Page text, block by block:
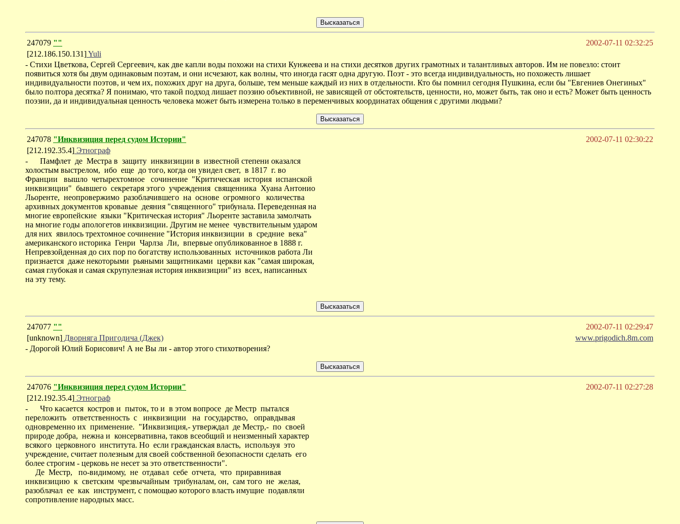
247079 ""
2002-07-11 02:32:25
[212.186.150.131]Yuli
- Стихи Цветкова, Сергей Сергеевич, как две капли воды похожи на стихи Кунжеева и на стихи десятков других грамотных и талантливых авторов. Им не повезло: стоит
появиться хотя бы двум одинаковым поэтам, и они исчезают, как волны, что иногда гасят одна другую. Поэт - это всегда индивидуальность, но похожесть лишает
индивидуальности поэтов, и чем их, похожих друг на друга, больше, тем меньше каждый из них в отдельности. Кто бы помнил сегодня Пушкина, если бы "Евгениев Онегиных"
было полтора десятка? Я понимаю, что такой подход лишает поэзию объективной, не зависящей от обстоятельств, ценности, но, может быть, так оно и есть? Может быть ценность
поэзии, да и индивидуальная ценность человека может быть измерена только в переменчивых координатах общения с другими людьми?
247078 "Инквизиция перед судом Истории"
2002-07-11 02:30:22
[212.192.35.4] Этнограф
- Памфлет де Местра в защиту инквизиции в известной степени оказался
холостым выстрелом, ибо еще до того, когда он увидел свет, в 1817 г. во
Франции вышло четырехтомное сочинение "Критическая история испанской
инквизиции" бывшего секретаря этого учреждения священника Хуана Антонио
Льоренте, неопровержимо разоблачившего на основе огромного количества
архивных документов кровавые деяния "священного" трибунала. Переведенная на
многие европейские языки "Критическая история" Льоренте заставила замолчать
на многие годы апологетов инквизиции. Другим не менее чувствительным ударом
для них явилось трехтомное сочинение "История инквизиции в средние века"
американского историка Генри Чарлза Ли, впервые опубликованное в 1888 г.
Непревзойденная до сих пор по богатству использованных источников работа Ли
признается даже некоторыми рьяными защитниками церкви как "самая широкая,
самая глубокая и самая скрупулезная история инквизиции" из всех, написанных
на эту тему.
247077 ""
2002-07-11 02:29:47
[unknown] Дворняга Пригодича (Джек)
www.prigodich.8m.com
- Дорогой Юлий Борисович! А не Вы ли - автор этого стихотворения?
247076 "Инквизиция перед судом Истории"
2002-07-11 02:27:28
[212.192.35.4] Этнограф
- Что касается костров и пыток, то и в этом вопросе де Местр пытался
переложить ответственность с инквизиции на государство, оправдывая
одновременно их применение. "Инквизиция,- утверждал де Местр,- по своей
природе добра, нежна и консервативна, таков всеобщий и неизменный характер
всякого церковного института. Но если гражданская власть, используя это
учреждение, считает полезным для своей собственной безопасности сделать его
более строгим - церковь не несет за это ответственности".
Де Местр, по-видимому, не отдавал себе отчета, что приравнивая
инквизицию к светским чрезвычайным трибуналам, он, сам того не желая,
разоблачал ее как инструмент, с помощью которого власть имущие подавляли
сопротивление народных масс.